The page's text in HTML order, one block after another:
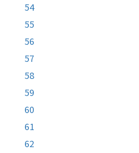
54
55
56
57
58
59
60
61
62